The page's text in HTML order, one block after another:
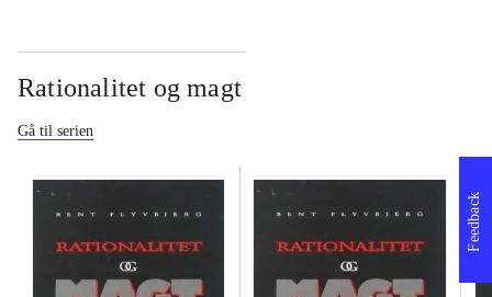
Rationalitet og magt
Gå til serien
Feedback